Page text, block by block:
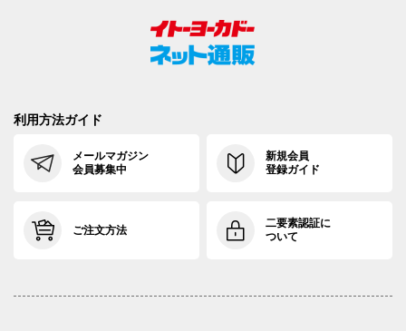
利用方法ガイド
メールマガジン
会員募集中
新規会員
登録ガイド
ご注文方法
二要素認証に
ついて